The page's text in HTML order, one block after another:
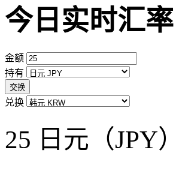
今日实时汇率
金额
持有
交换
兑换
25 日元（JPY